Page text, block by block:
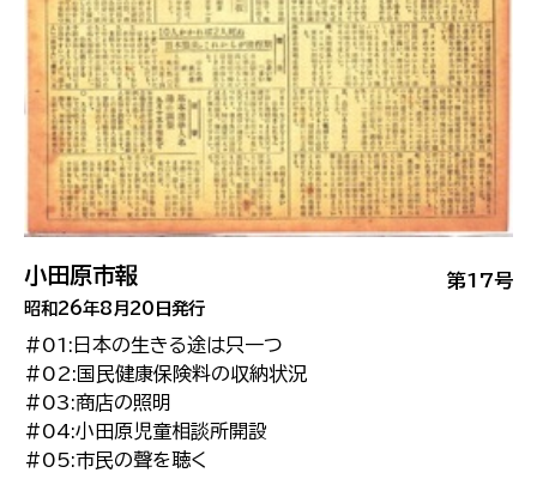
第17号
小田原市報
昭和26年8月20日発行
#01:日本の生きる途は只一つ
#02:国民健康保険料の収納状況
#03:商店の照明
#04:小田原児童相談所開設
#05:市民の聲を聴く